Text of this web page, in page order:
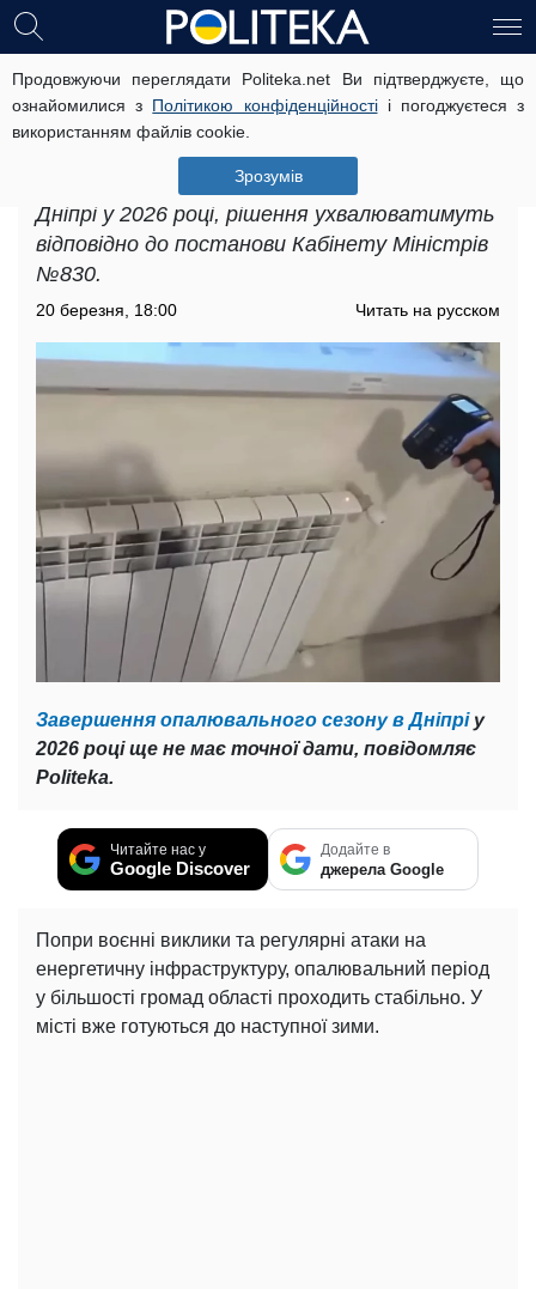
Продовжуючи переглядати Politeka.net Ви підтверджуєте, що
ознайомилися з Політикою конфіденційностіі погоджуєтеся з
використанням файлів cookie.
Зрозумів
Завершення опалювального сезону
2026 в Дніпрі: коли вже не буде
тепла
Щодо завершення опалювального сезону у
Дніпрі у 2026 році, рішення ухвалюватимуть
відповідно до постанови Кабінету Міністрів
№830.
20 березня, 18:00 Читать на русском
Завершення опалювального сезону в Дніпріу
2026 році ще не має точної дати, повідомляє
Politeka.
Читайте нас у
Google Discover
Додайте в
джерела Google
Попри воєнні виклики та регулярні атаки на
енергетичну інфраструктуру, опалювальний період
у більшості громад області проходить стабільно. У
місті вже готуються до наступної зими.